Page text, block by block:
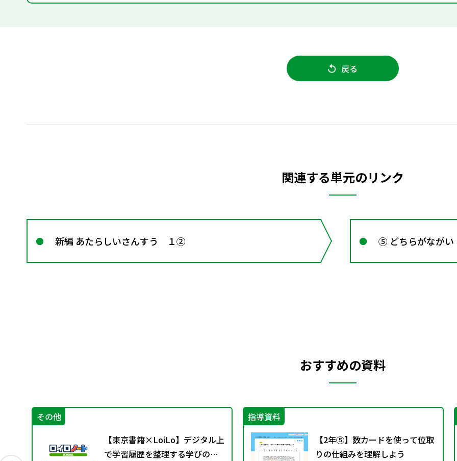
戻る
関連する単元のリンク
新編 あたらしいさんすう １② ⑤ どちらがながい
おすすめの資料
その他
【東京書籍×LoiLo】デジタル上
で学習履歴を整理する学びのポ
指導資料
【2年⑤】数カードを使って位取
りの仕組みを理解しよう